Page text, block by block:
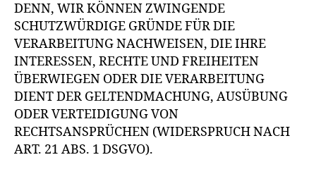
DENN, WIR KÖNNEN ZWINGENDE
SCHUTZWÜRDIGE GRÜNDE FÜR DIE
VERARBEITUNG NACHWEISEN, DIE IHRE
INTERESSEN, RECHTE UND FREIHEITEN
ÜBERWIEGEN ODER DIE VERARBEITUNG
DIENT DER GELTENDMACHUNG, AUSÜBUNG
ODER VERTEIDIGUNG VON
RECHTSANSPRÜCHEN (WIDERSPRUCH NACH
ART. 21 ABS. 1 DSGVO).